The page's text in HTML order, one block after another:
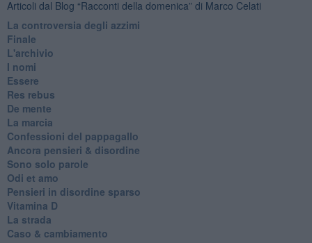
Articoli dal Blog “Racconti della domenica” di Marco Celati
La controversia degli azzimi
Finale
L'archivio
I nomi
Essere
Res rebus
De mente
La marcia
Confessioni del pappagallo
Ancora pensieri & disordine
Sono solo parole
Odi et amo
Pensieri in disordine sparso
Vitamina D
La strada
Caso & cambiamento